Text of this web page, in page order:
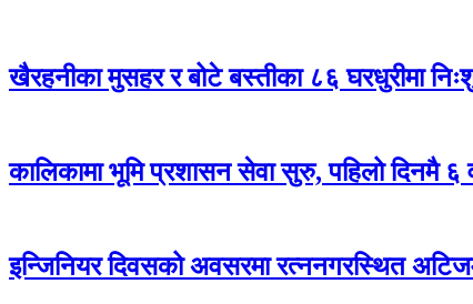
खैरहनीका मुसहर र बोटे बस्तीका ८६ घरधुरीमा
कालिकामा भूमि प्रशासन सेवा सुरु, पहिलो दिनमै ६
इन्जिनियर दिवसको अवसरमा रत्ननगरस्थित